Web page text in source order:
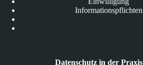
Informationspflichten
Datenschutz in der Praxis